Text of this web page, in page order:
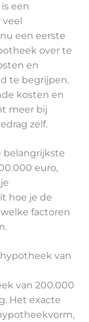
een
veel
een eerste
over te
en
te begrijpen.
kosten en
meer bij
zelf.
belangrijkste
euro,
hoe je de
factoren
van
van 200.000
Het exacte